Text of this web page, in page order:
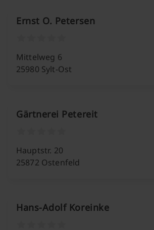
Ernst O. Petersen
Mittelweg 6
25980 Sylt-Ost
Gärtnerei Petereit
Hauptstr. 20
25872 Ostenfeld
Hans-Adolf Koreinke